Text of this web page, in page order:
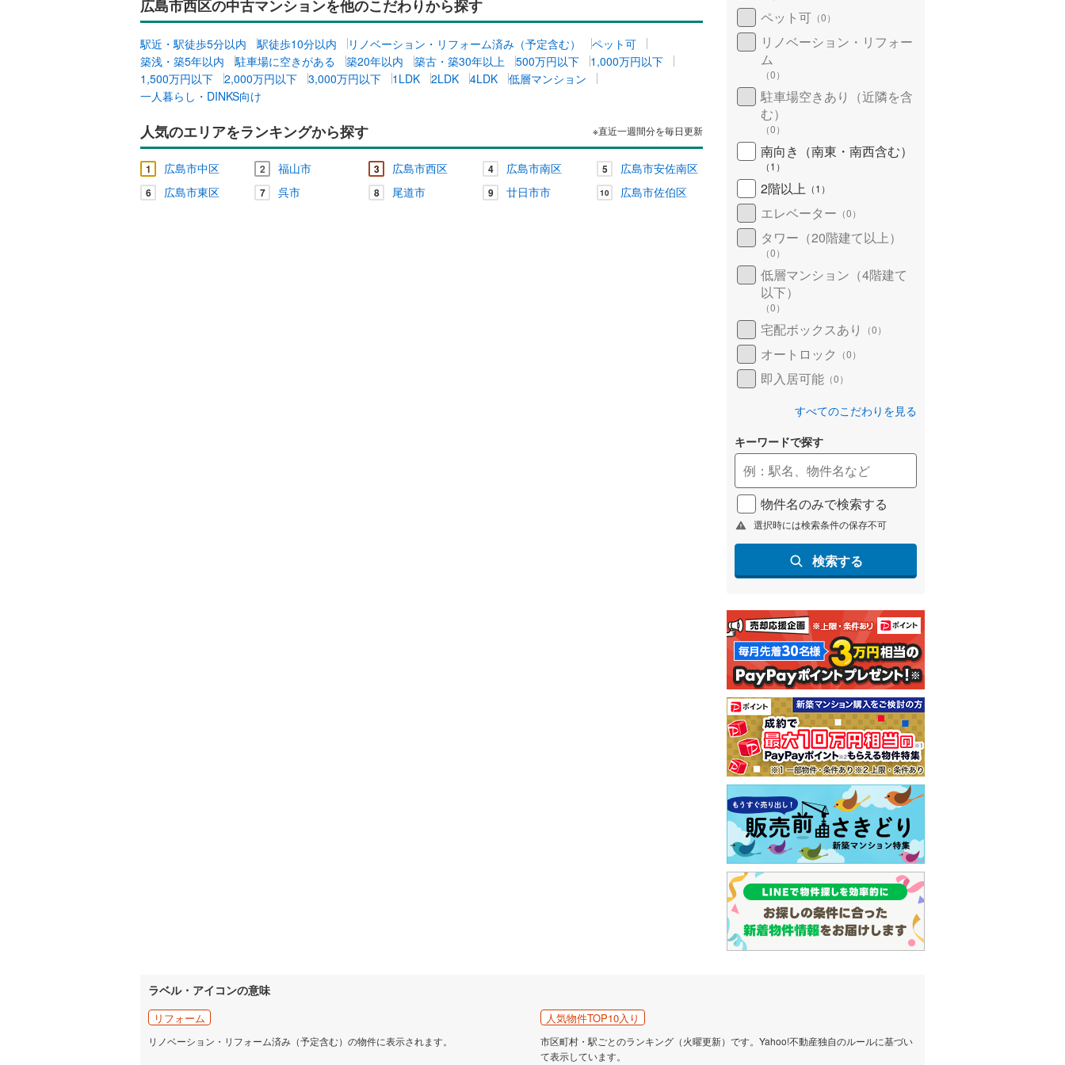
広島市西区の中古マンションを他のこだわりから探す
駅近・駅徒歩5分以内 駅徒歩10分以内 リノベーション・リフォーム済み（予定含む）
ペット可
築浅・築5年以内
駐車場に空きがある 築20年以内 築古・築30年以上 500万円以下
1,000万円以下
1,500万円以下
2,000万円以下 3,000万円以下 1LDK 2LDK 4LDK
低層マンション
一人暮らし・DINKS向け
人気のエリアをランキングから探す ※直近一週間分を毎日更新
1 広島市中区 2 福山市 3 広島市西区 4 広島市南区 5 広島市安佐南区
6 広島市東区 7 呉市 8 尾道市 9 廿日市市 10 広島市佐伯区
ペット可 （0）
リノベーション・リフォー
ム
（0）
駐車場空きあり（近隣を含
む）
（0）
南向き（南東・南西含む）
（1 ）
2階以上 （1 ）
エレベーター （0）
タワー（20階建て以上）
（0）
低層マンション（4階建て
以下）
（0）
宅配ボックスあり （0）
オートロック （0）
即入居可能 （0）
すべてのこだわりを見る
キーワードで探す
物件名のみで検索する
選択時には検索条件の保存不可
検索する
ラベル・アイコンの意味
リフォーム
リノベーション・リフォーム済み（予定含む）の物件に表示されます。
人気物件TOP10入り
市区町村・駅ごとのランキング（火曜更新）です。Yahoo!不動産独自のルールに基づい
て表示しています。